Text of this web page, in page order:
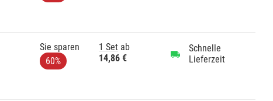
Sie sparen
60%
1 Set ab
14,86 €
Schnelle
Lieferzeit